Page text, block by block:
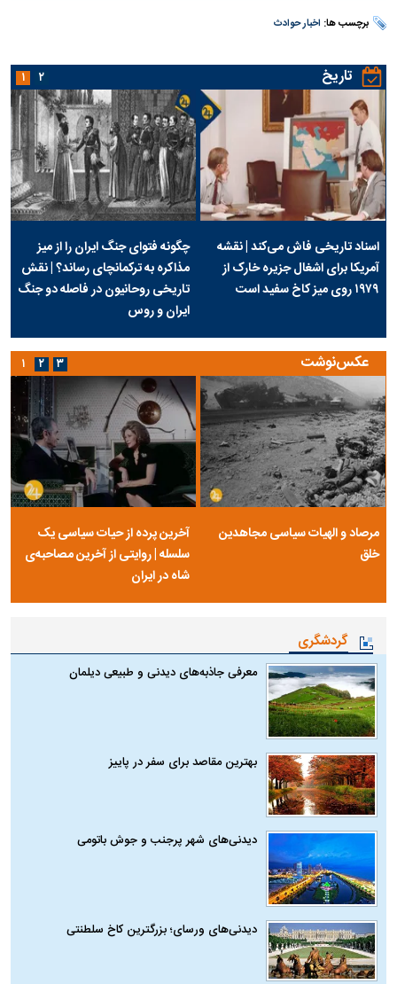
برچسب ها: اخبار حوادث
تاریخ
اسناد تاریخی فاش می‌کند | نقشه
آمریکا برای اشغال جزیره خارک از
۱۹۷۹ روی میز کاخ سفید است
چگونه فتوای جنگ ایران را از میز
مذاکره به ترکمانچای رساند؟ | نقش
تاریخی روحانیون در فاصله دو جنگ
ایران و روس
۱ ۲
عکس‌نوشت
مرصاد و الهیات سیاسی مجاهدین
خلق
آخرین پرده از حیات سیاسی یک
سلسله | روایتی از آخرین مصاحبه‌ی
شاه در ایران
۱ ۲ ۳
گردشگری
معرفی جاذبه‌های دیدنی و طبیعی دیلمان
بهترین مقاصد برای سفر در پاییز
دیدنی‌های شهر پرجنب و جوش باتومی
دیدنی‌های ورسای؛ بزرگترین کاخ سلطنتی